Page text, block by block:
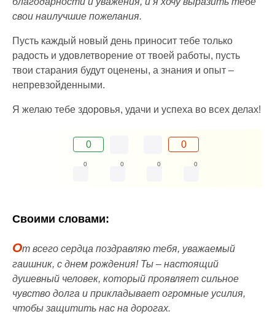
свои наилучшие пожелания.
Пусть каждый новый день приносит тебе только
радость и удовлетворение от твоей работы, пусть
твои старания будут оценены, а знания и опыт –
непревзойденными.
Я желаю тебе здоровья, удачи и успеха во всех делах!
0 0
0 0 0 0
Своими словами:
От всего сердца поздравляю тебя, уважаемый
гаишник, с днем рождения! Ты – настоящий
душевный человек, который проявляет сильное
чувство долга и прикладывает огромные усилия,
чтобы защитить нас на дорогах.